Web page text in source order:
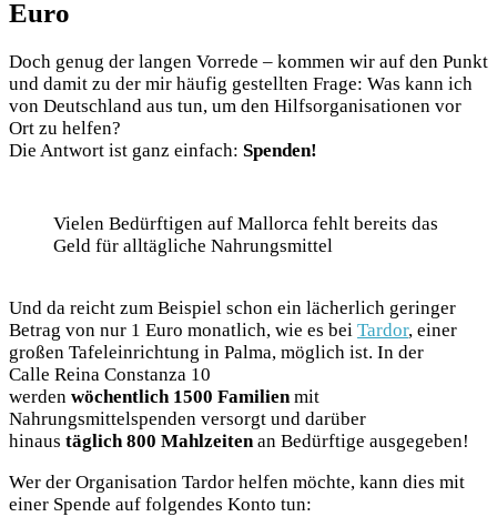
Euro
Doch genug der langen Vorrede – kommen wir auf den Punkt
und damit zu der mir häufig gestellten Frage: Was kann ich
von Deutschland aus tun, um den Hilfsorganisationen vor
Ort zu helfen?
Die Antwort ist ganz einfach: Spenden!
Vielen Bedürftigen auf Mallorca fehlt bereits das
Geld für alltägliche Nahrungsmittel
Und da reicht zum Beispiel schon ein lächerlich geringer
Betrag von nur 1 Euro monatlich, wie es bei Tardor, einer
großen Tafeleinrichtung in Palma, möglich ist. In der
Calle Reina Constanza 10
werden wöchentlich 1500 Familienmit
Nahrungsmittelspenden versorgt und darüber
hinaus täglich 800 Mahlzeitenan Bedürftige ausgegeben!
Wer der Organisation Tardor helfen möchte, kann dies mit
einer Spende auf folgendes Konto tun: